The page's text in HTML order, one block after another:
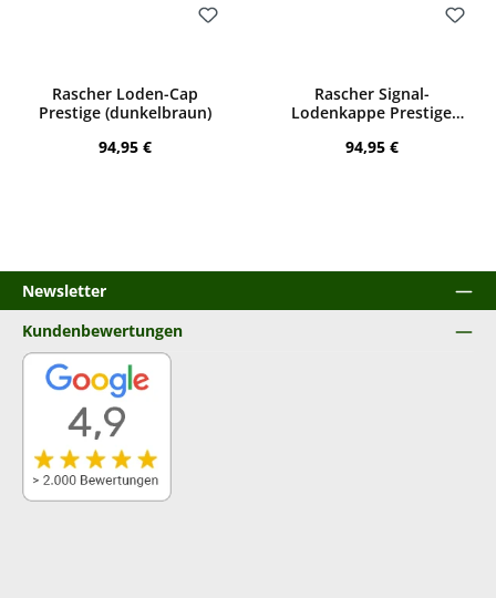
Rascher Loden-Cap
Prestige (dunkelbraun)
Regulärer Preis:
94,95 €
Rascher Signal-
Lodenkappe Prestige
Regulärer Preis:
94,95 €
Newsletter
Kundenbewertungen